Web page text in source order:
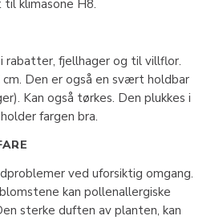
klimasone H8.
rabatter, fjellhager og til villflor.
Den er også en svært holdbar
Kan også tørkes. Den plukkes i
fargen bra.
ved uforsiktig omgang.
kan pollenallergiske
sterke duften av planten, kan